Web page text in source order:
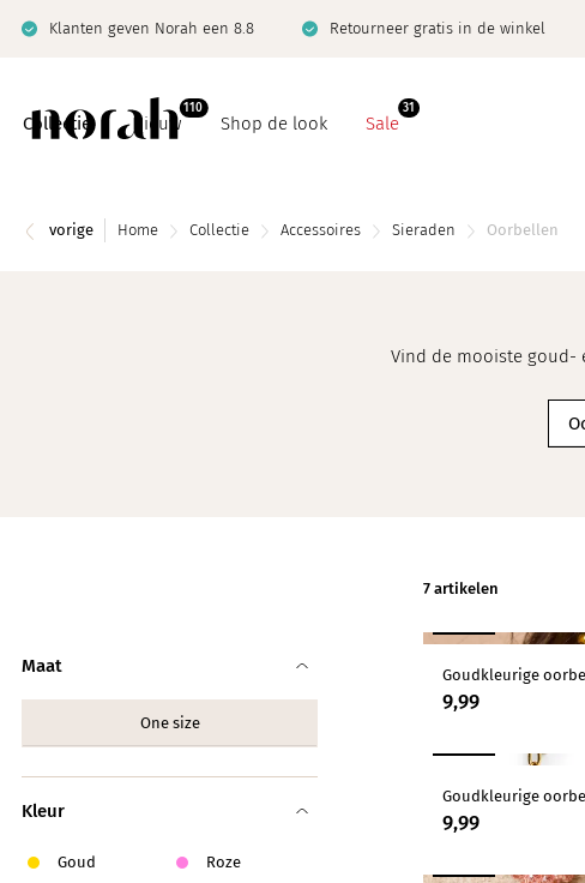
Klanten geven Norah een 8.8 Retourneer gratis in de winkel
Collectie Nieuw
110
Shop de look Sale
31
Co-ord sets
Norah's deals
Denim
vorige Home Collectie Accessoires Sieraden Oorbellen
Vind de mooiste goud-
Maat
One size
Kleur
Goud Roze
7 artikelen
Goudkleurige
9,99
Goudkleurige
9,99